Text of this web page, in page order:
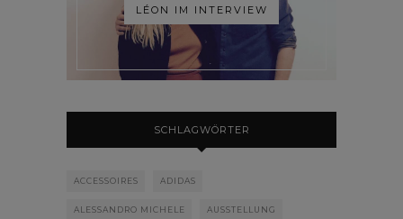
LÉON IM INTERVIEW
SCHLAGWÖRTER
ACCESSOIRES ADIDAS
ALESSANDRO MICHELE AUSSTELLUNG